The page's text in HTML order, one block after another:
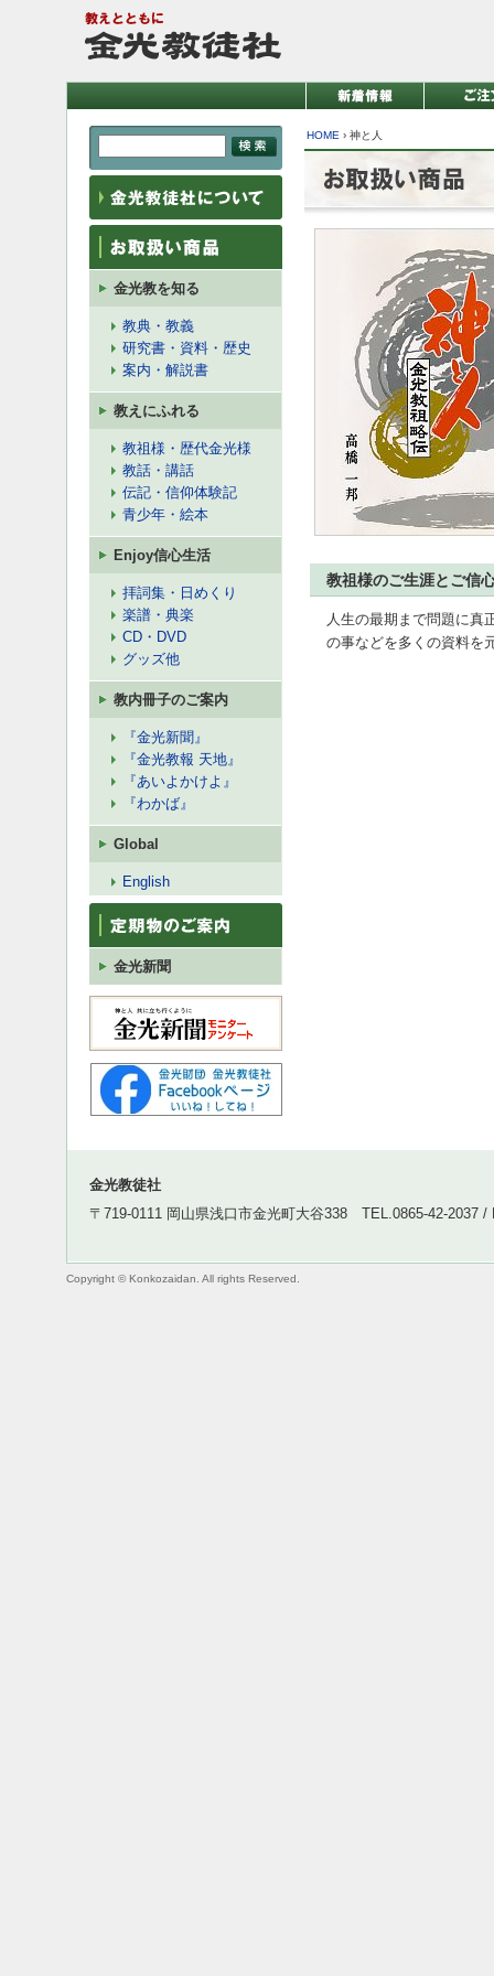
金光教を知る
教典・教義
研究書・資料・歴史
案内・解説書
教えにふれる
教祖様・歴代金光様
教話・講話
伝記・信仰体験記
青少年・絵本
Enjoy信心生活
拝詞集・日めくり
楽譜・典楽
CD・DVD
グッズ他
教内冊子のご案内
『金光新聞』
『金光教報 天地』
『あいよかけよ』
『わかば』
Global
English
金光新聞
HOME › 神と人
教祖様のご生涯とご信
人生の最期まで問題に真
の事などを多くの資料を
金光教徒社
〒719-0111 岡山県浅口市金光町大谷338 TEL.0865-42-2037 /
Copyright © Konkozaidan. All rights Reserved.